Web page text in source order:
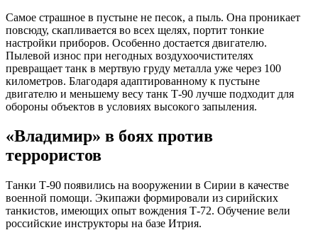
Самое страшное в пустыне не песок, а пыль. Она проникает
повсюду, скапливается во всех щелях, портит тонкие
настройки приборов. Особенно достается двигателю.
Пылевой износ при негодных воздухоочистителях
превращает танк в мертвую груду металла уже через 100
километров. Благодаря адаптированному к пустыне
двигателю и меньшему весу танк Т-90 лучше подходит для
обороны объектов в условиях высокого запыления.
«Владимир» в боях против
террористов
Танки Т-90 появились на вооружении в Сирии в качестве
военной помощи. Экипажи формировали из сирийских
танкистов, имеющих опыт вождения Т-72. Обучение вели
российские инструкторы на базе Итрия.